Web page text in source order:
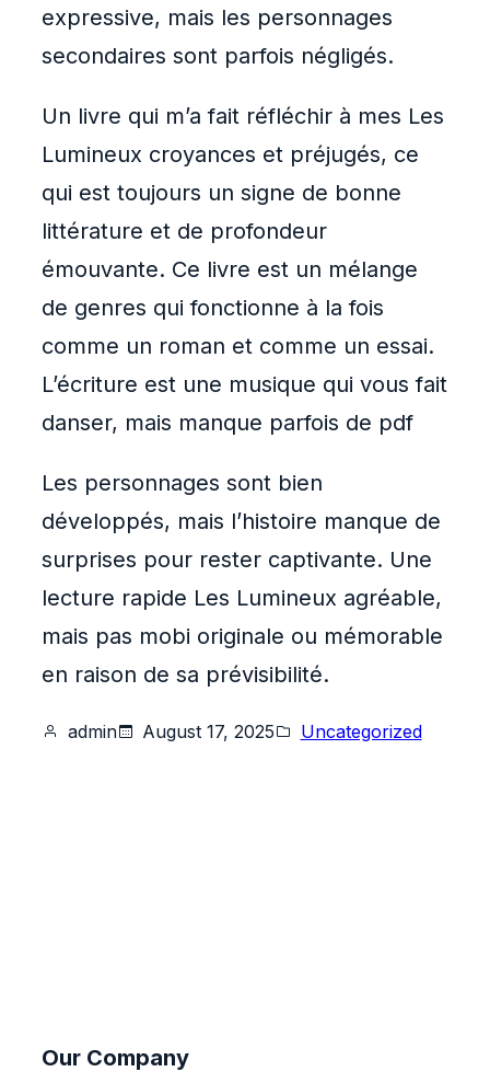
expressive, mais les personnages
secondaires sont parfois négligés.
Un livre qui m’a fait réfléchir à mes Les
Lumineux croyances et préjugés, ce
qui est toujours un signe de bonne
littérature et de profondeur
émouvante. Ce livre est un mélange
de genres qui fonctionne à la fois
comme un roman et comme un essai.
L’écriture est une musique qui vous fait
danser, mais manque parfois de pdf
Les personnages sont bien
développés, mais l’histoire manque de
surprises pour rester captivante. Une
lecture rapide Les Lumineux agréable,
mais pas mobi originale ou mémorable
en raison de sa prévisibilité.
admin August 17, 2025 Uncategorized
Our Company